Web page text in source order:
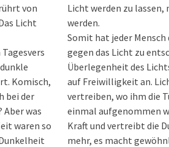
von
Licht
Komisch,
bei der
was
waren so
Licht werden zu lassen,
werden.
Somit hat jeder
gegen das Licht zu
Überlegenheit des
auf Freiwilligkeit an.
vertreiben, wo ihm die
einmal aufgenommen
Kraft und vertreibt die
mehr, es macht